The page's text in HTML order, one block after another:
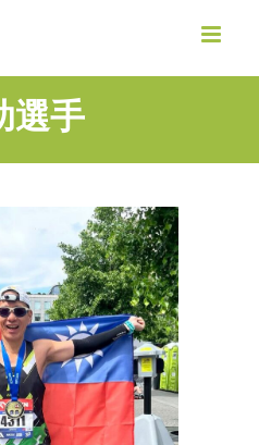
選手